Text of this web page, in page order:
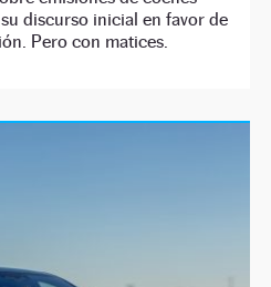
discurso inicial en favor de
Pero con matices.